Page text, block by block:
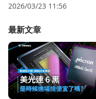
2026/03/23 11:56
最新文章